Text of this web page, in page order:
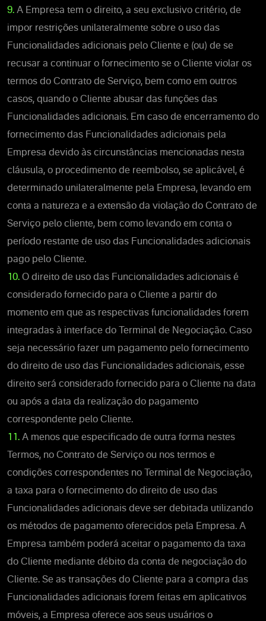
9. A Empresa tem o direito, a seu exclusivo critério, de
impor restrições unilateralmente sobre o uso das
Funcionalidades adicionais pelo Cliente e (ou) de se
recusar a continuar o fornecimento se o Cliente violar os
termos do Contrato de Serviço, bem como em outros
casos, quando o Cliente abusar das funções das
Funcionalidades adicionais. Em caso de encerramento do
fornecimento das Funcionalidades adicionais pela
Empresa devido às circunstâncias mencionadas nesta
cláusula, o procedimento de reembolso, se aplicável, é
determinado unilateralmente pela Empresa, levando em
conta a natureza e a extensão da violação do Contrato de
Serviço pelo cliente, bem como levando em conta o
período restante de uso das Funcionalidades adicionais
pago pelo Cliente.
10. O direito de uso das Funcionalidades adicionais é
considerado fornecido para o Cliente a partir do
momento em que as respectivas funcionalidades forem
integradas à interface do Terminal de Negociação. Caso
seja necessário fazer um pagamento pelo fornecimento
do direito de uso das Funcionalidades adicionais, esse
direito será considerado fornecido para o Cliente na data
ou após a data da realização do pagamento
correspondente pelo Cliente.
11. A menos que especificado de outra forma nestes
Termos, no Contrato de Serviço ou nos termos e
condições correspondentes no Terminal de Negociação,
a taxa para o fornecimento do direito de uso das
Funcionalidades adicionais deve ser debitada utilizando
os métodos de pagamento oferecidos pela Empresa. A
Empresa também poderá aceitar o pagamento da taxa
do Cliente mediante débito da conta de negociação do
Cliente. Se as transações do Cliente para a compra das
Funcionalidades adicionais forem feitas em aplicativos
móveis, a Empresa oferece aos seus usuários o